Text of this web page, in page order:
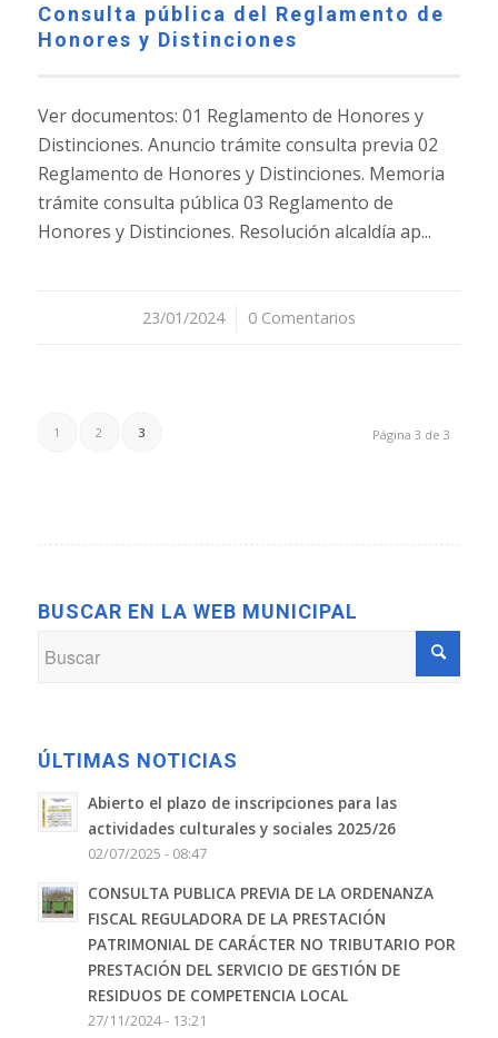
Consulta pública del Reglamento de
Honores y Distinciones
Ver documentos: 01 Reglamento de Honores y
Distinciones. Anuncio trámite consulta previa 02
Reglamento de Honores y Distinciones. Memoria
trámite consulta pública 03 Reglamento de
Honores y Distinciones. Resolución alcaldía ap...
23/01/2024
/ 0 Comentarios
Página 3 de 3
1 2 3
BUSCAR EN LA WEB MUNICIPAL
ÚLTIMAS NOTICIAS
Abierto el plazo de inscripciones para las
actividades culturales y sociales 2025/26
02/07/2025 - 08:47
CONSULTA PUBLICA PREVIA DE LA ORDENANZA
FISCAL REGULADORA DE LA PRESTACIÓN
PATRIMONIAL DE CARÁCTER NO TRIBUTARIO POR
PRESTACIÓN DEL SERVICIO DE GESTIÓN DE
RESIDUOS DE COMPETENCIA LOCAL
27/11/2024 - 13:21